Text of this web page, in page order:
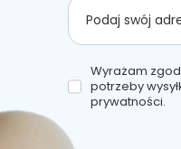
Podaj swój
Wyrażam
potrzeby
prywatności.